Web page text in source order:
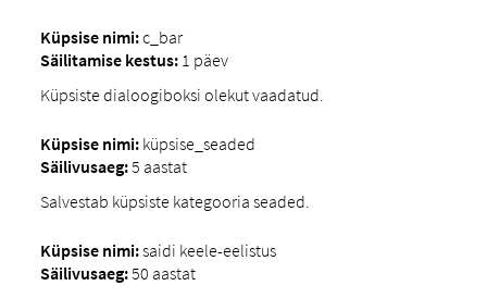
Küpsise nimi:c_bar
Säilitamise kestus:1 päev
Küpsiste dialoogiboksi olekut vaadatud.
Küpsise nimi:küpsise_seaded
Säilivusaeg:5 aastat
Salvestab küpsiste kategooria seaded.
Küpsise nimi:saidi keele-eelistus
Säilivusaeg:50 aastat